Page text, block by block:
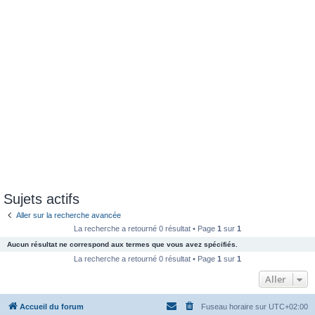
Sujets actifs
Aller sur la recherche avancée
La recherche a retourné 0 résultat • Page 1 sur 1
Aucun résultat ne correspond aux termes que vous avez spécifiés.
La recherche a retourné 0 résultat • Page 1 sur 1
Aller
Accueil du forum Fuseau horaire sur UTC+02:00